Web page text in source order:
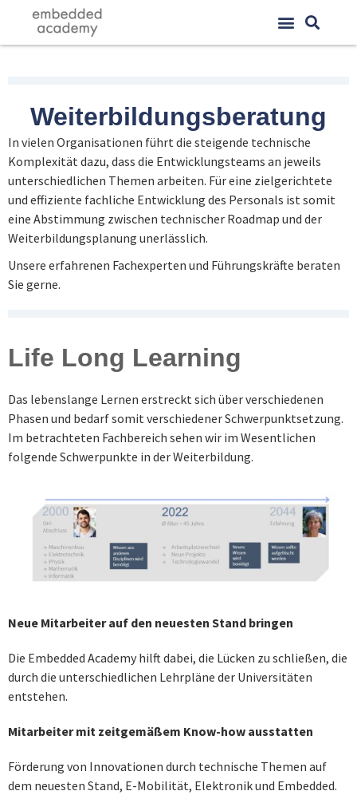
Weiterbildungsberatung
In vielen Organisationen führt die steigende technische
Komplexität dazu, dass die Entwicklungsteams an jeweils
unterschiedlichen Themen arbeiten. Für eine zielgerichtete
und effiziente fachliche Entwicklung des Personals ist somit
eine Abstimmung zwischen technischer Roadmap und der
Weiterbildungsplanung unerlässlich.
Unsere erfahrenen Fachexperten und Führungskräfte beraten
Sie gerne.
Life Long Learning
Das lebenslange Lernen erstreckt sich über verschiedenen
Phasen und bedarf somit verschiedener Schwerpunktsetzung.
Im betrachteten Fachbereich sehen wir im Wesentlichen
folgende Schwerpunkte in der Weiterbildung.
Neue Mitarbeiter auf den neuesten Stand bringen
Die Embedded Academy hilft dabei, die Lücken zu schließen, die
durch die unterschiedlichen Lehrpläne der Universitäten
entstehen.
Mitarbeiter mit zeitgemäßem Know-how ausstatten
Förderung von Innovationen durch technische Themen auf
dem neuesten Stand, E-Mobilität, Elektronik und Embedded.